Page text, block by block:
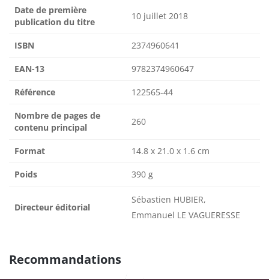
Date de première
publication du titre
10 juillet 2018
ISBN 2374960641
EAN-13 9782374960647
Référence 122565-44
Nombre de pages de
contenu principal
260
Format 14.8 x 21.0 x 1.6 cm
Poids 390 g
Directeur éditorial
Sébastien HUBIER,
Emmanuel LE VAGUERESSE
Recommandations